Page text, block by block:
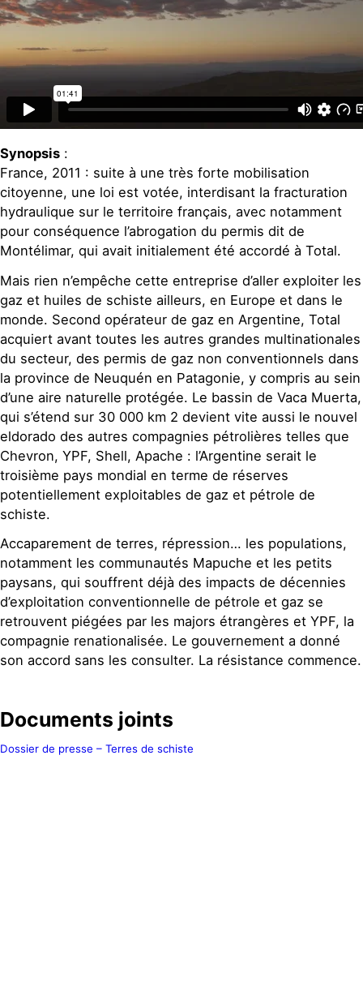
Synopsis :
France, 2011 : suite à une très forte mobilisation
citoyenne, une loi est votée, interdisant la fracturation
hydraulique sur le territoire français, avec notamment
pour conséquence l’abrogation du permis dit de
Montélimar, qui avait initialement été accordé à Total.
Mais rien n’empêche cette entreprise d’aller exploiter les
gaz et huiles de schiste ailleurs, en Europe et dans le
monde. Second opérateur de gaz en Argentine, Total
acquiert avant toutes les autres grandes multinationales
du secteur, des permis de gaz non conventionnels dans
la province de Neuquén en Patagonie, y compris au sein
d’une aire naturelle protégée. Le bassin de Vaca Muerta,
qui s’étend sur 30 000 km 2 devient vite aussi le nouvel
eldorado des autres compagnies pétrolières telles que
Chevron, YPF, Shell, Apache : l’Argentine serait le
troisième pays mondial en terme de réserves
potentiellement exploitables de gaz et pétrole de
schiste.
Accaparement de terres, répression… les populations,
notamment les communautés Mapuche et les petits
paysans, qui souffrent déjà des impacts de décennies
d’exploitation conventionnelle de pétrole et gaz se
retrouvent piégées par les majors étrangères et YPF, la
compagnie renationalisée. Le gouvernement a donné
son accord sans les consulter. La résistance commence.
Documents joints
Dossier de presse – Terres de schiste